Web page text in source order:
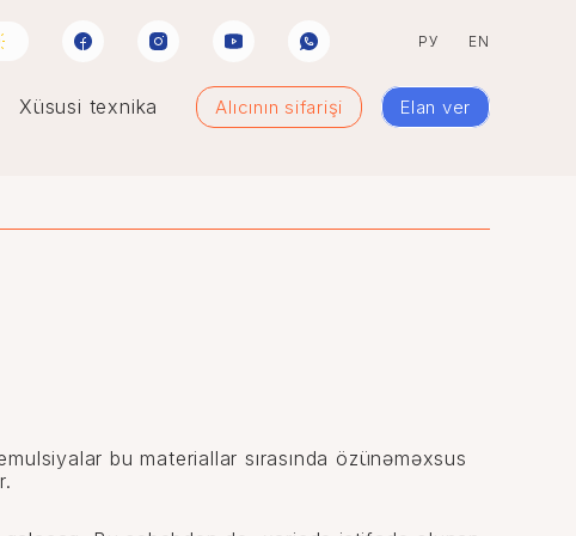
РУ EN
Xüsusi texnika Alıcının sifarişi Elan ver
bu materiallar sırasında özünəməxsus